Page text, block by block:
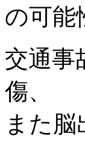
の可能
交通事
傷、
また